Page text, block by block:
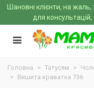
Шановні клієнти, на жаль,
для
Головна > Татусям >
> Вишита краватка 736